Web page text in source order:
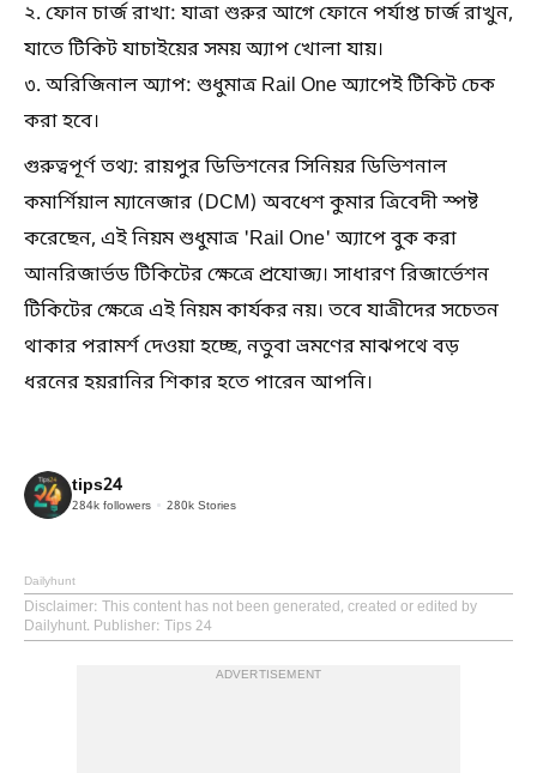
২. ফোন চার্জ রাখা: যাত্রা শুরুর আগে ফোনে পর্যাপ্ত চার্জ রাখুন,
যাতে টিকিট যাচাইয়ের সময় অ্যাপ খোলা যায়।
৩. অরিজিনাল অ্যাপ: শুধুমাত্র Rail One অ্যাপেই টিকিট চেক
করা হবে।
গুরুত্বপূর্ণ তথ্য: রায়পুর ডিভিশনের সিনিয়র ডিভিশনাল
কমার্শিয়াল ম্যানেজার (DCM) অবধেশ কুমার ত্রিবেদী স্পষ্ট
করেছেন, এই নিয়ম শুধুমাত্র 'Rail One' অ্যাপে বুক করা
আনরিজার্ভড টিকিটের ক্ষেত্রে প্রযোজ্য। সাধারণ রিজার্ভেশন
টিকিটের ক্ষেত্রে এই নিয়ম কার্যকর নয়। তবে যাত্রীদের সচেতন
থাকার পরামর্শ দেওয়া হচ্ছে, নতুবা ভ্রমণের মাঝপথে বড়
ধরনের হয়রানির শিকার হতে পারেন আপনি।
tips24
284k followers 280k Stories
Dailyhunt
Disclaimer: This content has not been generated, created or edited by
Dailyhunt. Publisher: Tips 24
ADVERTISEMENT